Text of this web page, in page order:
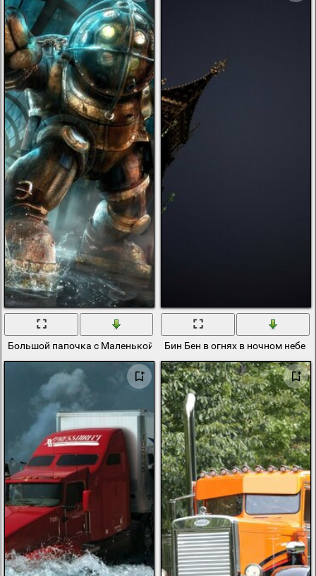
Большой папочка с Маленькой сестричкой биошок
Бин Бен в огнях в ночном небе